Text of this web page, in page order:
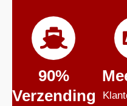
90%
Verzending